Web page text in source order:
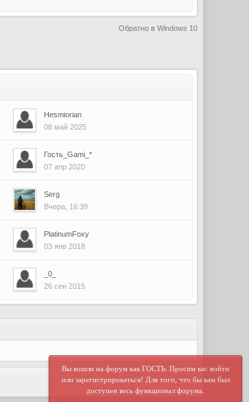
Обратно в Windows 10
Hesmiorian
08 май 2025
Гость_Gami_*
07 апр 2020
Serg
Вчера, 16:39
PlatinumFoxy
03 янв 2018
_0_
26 сен 2015
Вы вошли на форум как ГОСТЬ. Просим вас войти
или зарегистрироваться! Для того, что бы вам был
доступен весь функционал форума.